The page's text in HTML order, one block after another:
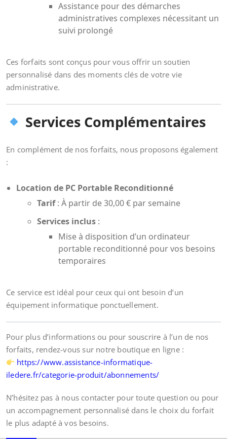
Assistance pour des démarches
administratives complexes nécessitant un
suivi prolongé
Ces forfaits sont conçus pour vous offrir un soutien
personnalisé dans des moments clés de votre vie
administrative.
Services Complémentaires
En complément de nos forfaits, nous proposons également
:
Location de PC Portable Reconditionné
Tarif: À partir de 30,00 € par semaine
Services inclus :
Mise à disposition d’un ordinateur
portable reconditionné pour vos besoins
temporaires
Ce service est idéal pour ceux qui ont besoin d’un
équipement informatique ponctuellement.
Pour plus d’informations ou pour souscrire à l’un de nos
forfaits, rendez-vous sur notre boutique en ligne :
https://www.assistance-informatique-
iledere.fr/categorie-produit/abonnements/
N’hésitez pas à nous contacter pour toute question ou pour
un accompagnement personnalisé dans le choix du forfait
le plus adapté à vos besoins.